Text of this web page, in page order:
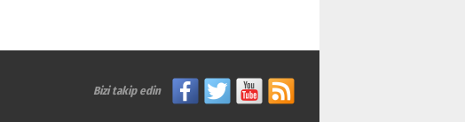
Bizi takip edin